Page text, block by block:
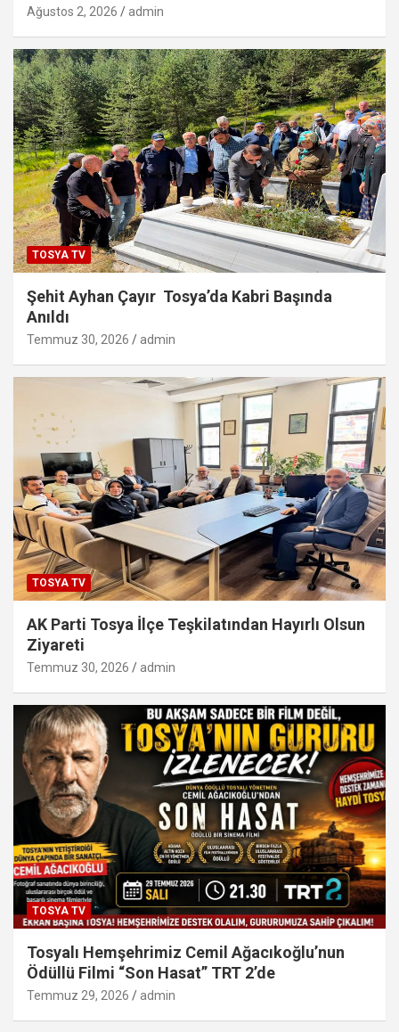
Ağustos 2, 2026 admin
TOSYA TV
Şehit Ayhan Çayır Tosya’da Kabri Başında
Anıldı
Temmuz 30, 2026 admin
TOSYA TV
AK Parti Tosya İlçe Teşkilatından Hayırlı Olsun
Ziyareti
Temmuz 30, 2026 admin
TOSYA TV
Tosyalı Hemşehrimiz Cemil Ağacıkoğlu’nun
Ödüllü Filmi “Son Hasat” TRT 2’de
Temmuz 29, 2026 admin